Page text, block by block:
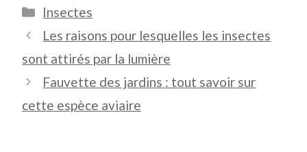
Catégories
Insectes
Les raisons pour lesquelles les insectes
sont attirés par la lumière
Fauvette des jardins : tout savoir sur
cette espèce aviaire